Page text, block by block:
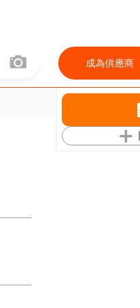
成為供應商